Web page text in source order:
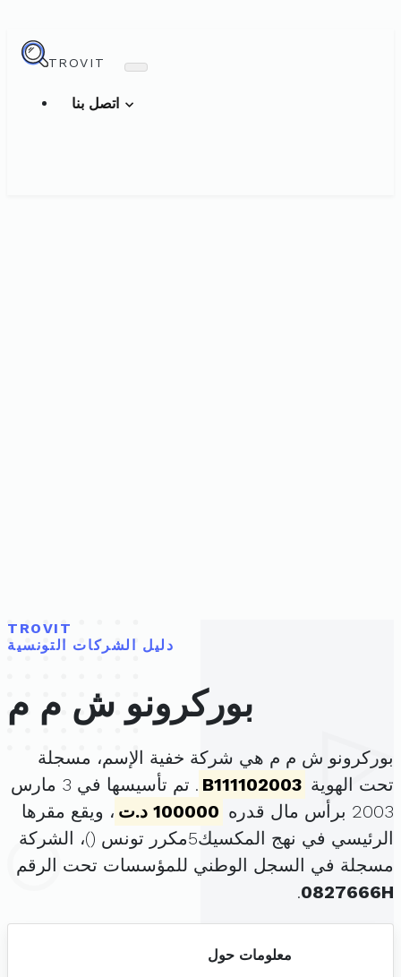
TROVIT
TROVIT
دليل الشركات التونسية
بوركرونو ش م م
بوركرونو ش م م هي شركة خفية الإسم، مسجلة
تحت الهوية B111102003
. تم تأسيسها في 3 مارس
2003 برأس مال قدره
100000 د.ت
، ويقع مقرها
الرئيسي في نهج المكسيك5مكرر تونس (
)، الشركة
مسجلة في السجل الوطني للمؤسسات تحت الرقم
0827666H
.
معلومات حول